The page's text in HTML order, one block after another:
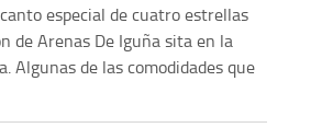
especial de cuatro estrellas
de Arenas De Iguña sita en la
Algunas de las comodidades que